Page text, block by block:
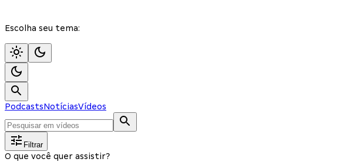
Escolha seu tema:
PodcastsNotíciasVídeos
Filtrar
O que você quer assistir?